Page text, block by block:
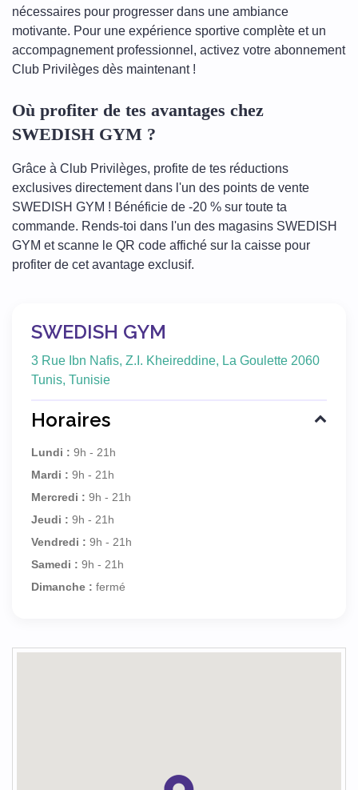
nécessaires pour progresser dans une ambiance
motivante. Pour une expérience sportive complète et un
accompagnement professionnel, activez votre abonnement
Club Privilèges dès maintenant !
Où profiter de tes avantages chez
SWEDISH GYM ?
Grâce à Club Privilèges, profite de tes réductions
exclusives directement dans l'un des points de vente
SWEDISH GYM ! Bénéficie de -20 % sur toute ta
commande. Rends-toi dans l'un des magasins SWEDISH
GYM et scanne le QR code affiché sur la caisse pour
profiter de cet avantage exclusif.
SWEDISH GYM
3 Rue Ibn Nafis, Z.I. Kheireddine, La Goulette 2060
Tunis, Tunisie
Horaires
Lundi : 9h - 21h
Mardi : 9h - 21h
Mercredi : 9h - 21h
Jeudi : 9h - 21h
Vendredi : 9h - 21h
Samedi : 9h - 21h
Dimanche : fermé